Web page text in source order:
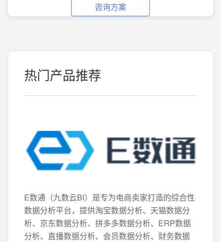
咨询方案
热门产品推荐
E数通（九数云BI）是专为电商卖家打造的综合性
数据分析平台，提供淘宝数据分析、天猫数据分
析、京东数据分析、拼多多数据分析、ERP数据
分析、直播数据分析、会员数据分析、财务数据